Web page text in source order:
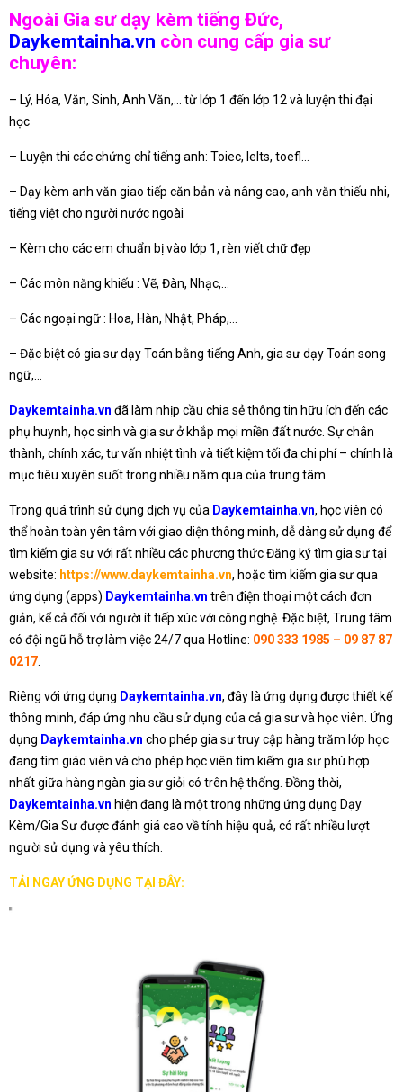
Ngoài Gia sư dạy kèm tiếng Đức,
Daykemtainha.vn còn cung cấp gia sư
chuyên:
– Lý, Hóa, Văn, Sinh, Anh Văn,… từ lớp 1 đến lớp 12 và luyện thi đại
học
– Luyện thi các chứng chỉ tiếng anh: Toiec, Ielts, toefl…
– Dạy kèm anh văn giao tiếp căn bản và nâng cao, anh văn thiếu nhi,
tiếng việt cho người nước ngoài
– Kèm cho các em chuẩn bị vào lớp 1, rèn viết chữ đẹp
– Các môn năng khiếu : Vẽ, Đàn, Nhạc,…
– Các ngoại ngữ : Hoa, Hàn, Nhật, Pháp,…
– Đặc biệt có gia sư dạy Toán bằng tiếng Anh, gia sư dạy Toán song
ngữ,…
Daykemtainha.vn đã làm nhịp cầu chia sẻ thông tin hữu ích đến các
phụ huynh, học sinh và gia sư ở khắp mọi miền đất nước. Sự chân
thành, chính xác, tư vấn nhiệt tình và tiết kiệm tối đa chi phí – chính là
mục tiêu xuyên suốt trong nhiều năm qua của trung tâm.
Trong quá trình sử dụng dịch vụ của Daykemtainha.vn, học viên có
thể hoàn toàn yên tâm với giao diện thông minh, dễ dàng sử dụng để
tìm kiếm gia sư với rất nhiều các phương thức Đăng ký tìm gia sư tại
website: https://www.daykemtainha.vn, hoặc tìm kiếm gia sư qua
ứng dụng (apps) Daykemtainha.vn trên điện thoại một cách đơn
giản, kể cả đối với người ít tiếp xúc với công nghệ. Đặc biệt, Trung tâm
có đội ngũ hỗ trợ làm việc 24/7 qua Hotline: 090 333 1985 – 09 87 87
0217.
Riêng với ứng dụng Daykemtainha.vn, đây là ứng dụng được thiết kế
thông minh, đáp ứng nhu cầu sử dụng của cả gia sư và học viên. Ứng
dụng Daykemtainha.vn cho phép gia sư truy cập hàng trăm lớp học
đang tìm giáo viên và cho phép học viên tìm kiếm gia sư phù hợp
nhất giữa hàng ngàn gia sư giỏi có trên hệ thống. Đồng thời,
Daykemtainha.vn hiện đang là một trong những ứng dụng Dạy
Kèm/Gia Sư được đánh giá cao về tính hiệu quả, có rất nhiều lượt
người sử dụng và yêu thích.
TẢI NGAY ỨNG DỤNG TẠI ĐÂY: